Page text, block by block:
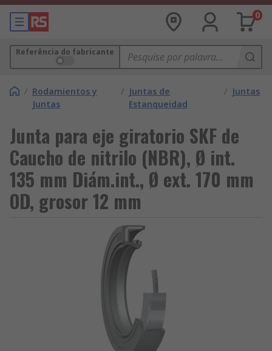
0
Referência do fabricante
/ Rodamientos y
Juntas
/ Juntas de
Estanqueidad
/ Juntas
Junta para eje giratorio SKF de
Caucho de nitrilo (NBR), Ø int.
135 mm Diám.int., Ø ext. 170 mm
OD, grosor 12 mm